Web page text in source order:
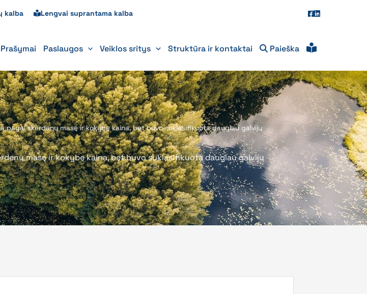
kalba Lengvai suprantama kalba
Prašymai Paslaugos Veiklos sritys Struktūra ir kontaktai Paieška
pagal skerdenų masę ir kokybę kaina, bet buvo suklasifikuota daugiau galvijų
masę ir kokybę kaina, bet buvo suklasifikuota daugiau galvijų